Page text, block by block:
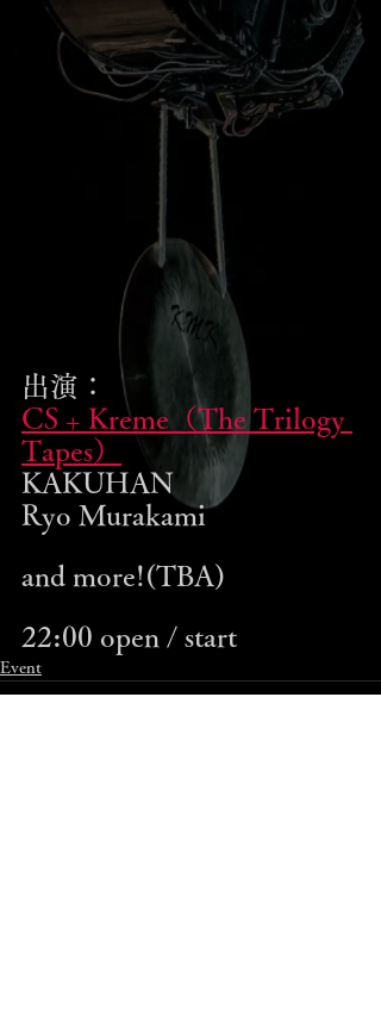
出演：
CS + Kreme（The Trilogy
Tapes）
KAKUHAN
Ryo Murakami
and more!(TBA)
22:00 open / start
Event